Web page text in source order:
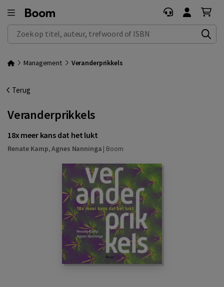
Zoek op titel, auteur, trefwoord of ISBN
Management Veranderprikkels
Terug
Veranderprikkels
18x meer kans dat het lukt
Renate Kamp,Agnes Nanninga | Boom